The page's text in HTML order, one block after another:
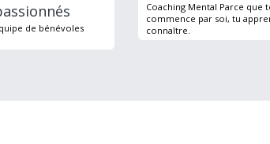
de bénévoles
Coaching Mental Parce que
commence par soi, tu
connaître.